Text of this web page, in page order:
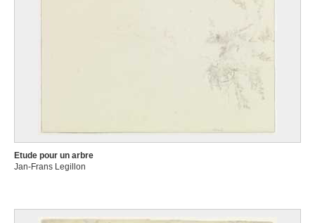
Etude pour un arbre
Jan-Frans Legillon